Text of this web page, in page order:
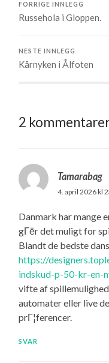
FORRIGE INNLEGG
Russehola i Gloppen.
NESTE INNLEGG
Kårnyken i Ålfoten
2
Tamarabag
4. april 2026 kl
Danmark har mange
gГёr det muligt for
Blandt de bedste
https://
indskud-p-50-kr-en-
vifte af
automater eller live
prГ¦ferencer.
SVAR